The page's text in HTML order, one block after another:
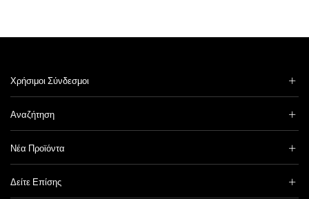
Χρήσιμοι Σύνδεσμοι
Αναζήτηση
Νέα Προϊόντα
Δείτε Επίσης